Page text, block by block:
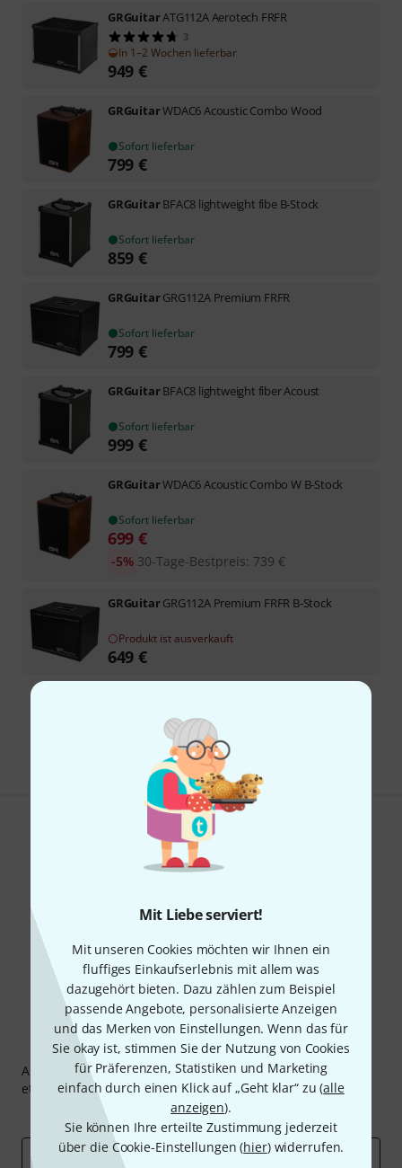
Mit Liebe serviert!
Mit unseren Cookies möchten wir Ihnen ein
fluffiges Einkaufserlebnis mit allem was
dazugehört bieten. Dazu zählen zum Beispiel
passende Angebote, personalisierte Anzeigen
und das Merken von Einstellungen. Wenn das für
Sie okay ist, stimmen Sie der Nutzung von Cookies
für Präferenzen, Statistiken und Marketing
einfach durch einen Klick auf „Geht klar“ zu (alle
anzeigen).
Sie können Ihre erteilte Zustimmung jederzeit
über die Cookie-Einstellungen (hier) widerrufen.
GRGuitarATG112A Aerotech FRFR
3
In 1–2 Wochen lieferbar
949 €
GRGuitarWDAC6 Acoustic Combo Wood
Sofort lieferbar
799 €
GRGuitarBFAC8 lightweight fibe B-Stock
Sofort lieferbar
859 €
GRGuitarGRG112A Premium FRFR
Sofort lieferbar
799 €
GRGuitarBFAC8 lightweight fiber Acoust
Sofort lieferbar
999 €
GRGuitarWDAC6 Acoustic Combo W B-Stock
Sofort lieferbar
699 €
30-Tage-Bestpreis: 739 €
-5%
GRGuitarGRG112A Premium FRFR B-Stock
Produkt ist ausverkauft
649 €
Alle Preise inkl. MwSt.
Gefällt Ihnen, was Sie sehen?
Teilen Hilfe & Feedback
Thomann Newsletter
Abonniere den Thomann Newsletter und gewinne mit
etwas Glück einen von50 Gutscheinenüber jeweils50€
Inspirierende Beiträge
Deals
E-Mail-Adresse